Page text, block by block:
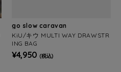
go slow caravan
KiU/キウ MULTI WAY DRAWSTR
ING BAG
¥4,950 (税込)